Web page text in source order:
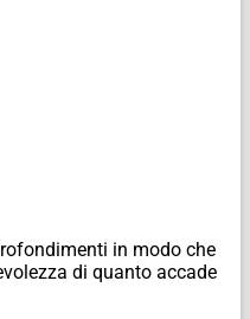
in modo che
di quanto accade